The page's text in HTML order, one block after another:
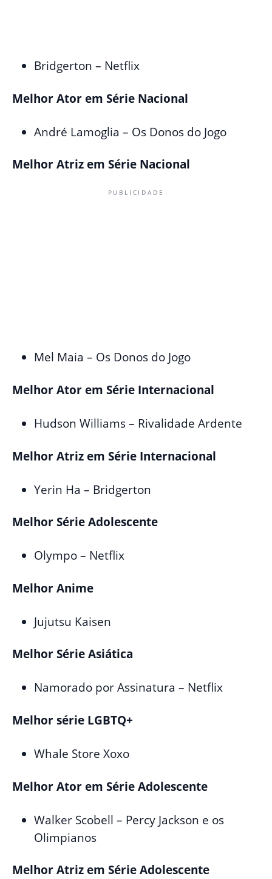
Bridgerton – Netflix
Melhor Ator em Série Nacional
André Lamoglia – Os Donos do Jogo
Melhor Atriz em Série Nacional
PUBLICIDADE
Mel Maia – Os Donos do Jogo
Melhor Ator em Série Internacional
Hudson Williams – Rivalidade Ardente
Melhor Atriz em Série Internacional
Yerin Ha – Bridgerton
Melhor Série Adolescente
Olympo – Netflix
Melhor Anime
Jujutsu Kaisen
Melhor Série Asiática
Namorado por Assinatura – Netflix
Melhor série LGBTQ+
Whale Store Xoxo
Melhor Ator em Série Adolescente
Walker Scobell – Percy Jackson e os
Olimpianos
Melhor Atriz em Série Adolescente